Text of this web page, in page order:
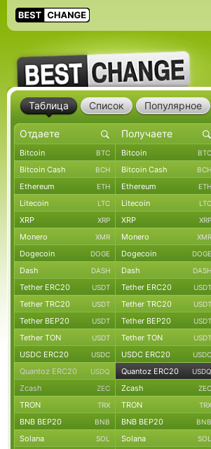
Таблица Список Популярное
Bitcoin BTC Bitcoin BTC
Bitcoin Cash BCH Bitcoin Cash BCH
Ethereum ETH Ethereum ETH
Litecoin LTC Litecoin LTC
XRP XRP XRP XRP
Monero XMR Monero XMR
Dogecoin DOGE Dogecoin DOGE
Dash DASH Dash DASH
Tether ERC20 USDT Tether ERC20 USDT
Tether TRC20 USDT Tether TRC20 USDT
Tether BEP20 USDT Tether BEP20 USDT
Tether TON USDT Tether TON USDT
USDC ERC20 USDC USDC ERC20 USDC
Quantoz ERC20 USDQ Quantoz ERC20 USDQ
Zcash ZEC Zcash ZEC
TRON TRX TRON TRX
BNB BEP20 BNB BNB BEP20 BNB
Solana SOL Solana SOL